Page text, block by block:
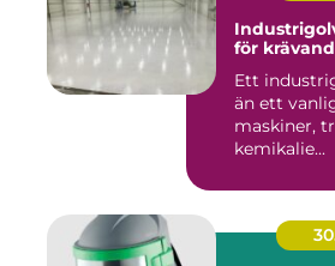
för
Ett
än ett
maskiner,
kemikalie...